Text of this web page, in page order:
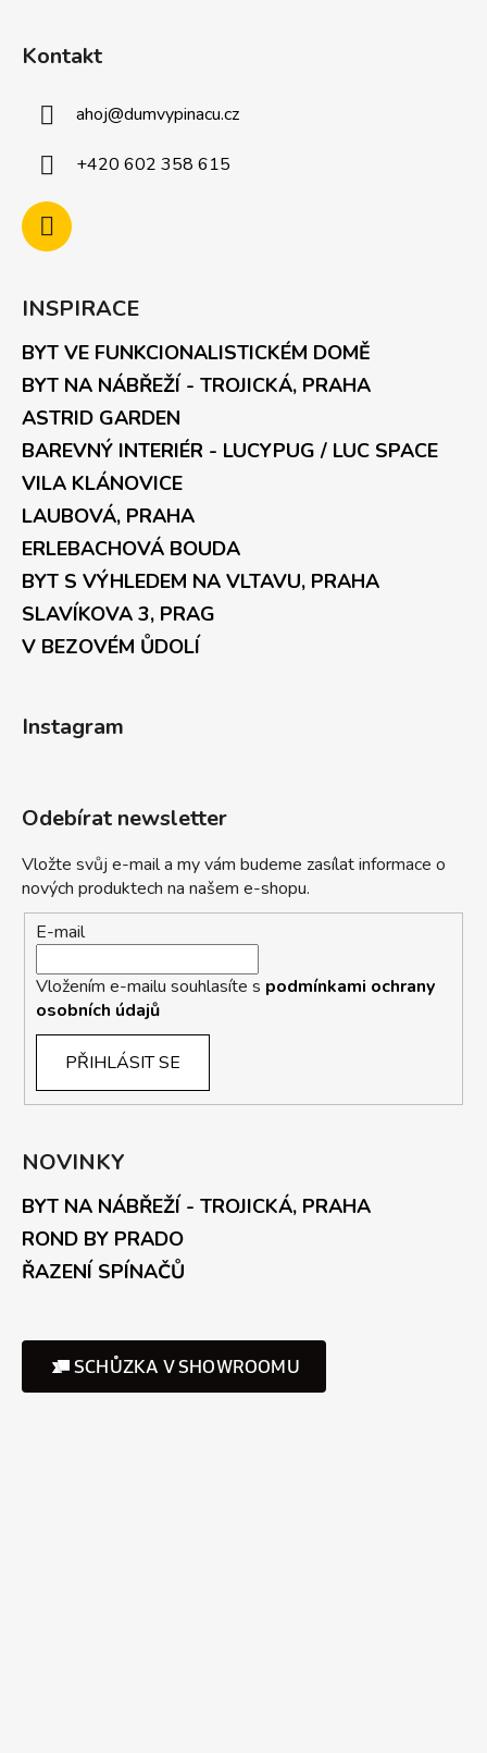
Kontakt
ahoj@dumvypinacu.cz
+420 602 358 615
INSPIRACE
BYT VE FUNKCIONALISTICKÉM DOMĚ
BYT NA NÁBŘEŽÍ - TROJICKÁ, PRAHA
ASTRID GARDEN
BAREVNÝ INTERIÉR - LUCYPUG / LUC SPACE
VILA KLÁNOVICE
LAUBOVÁ, PRAHA
ERLEBACHOVÁ BOUDA
BYT S VÝHLEDEM NA VLTAVU, PRAHA
SLAVÍKOVA 3, PRAG
V BEZOVÉM ŮDOLÍ
Instagram
Odebírat newsletter
Vložte svůj e-mail a my vám budeme zasílat informace o
nových produktech na našem e-shopu.
E-mail
Vložením e-mailu souhlasíte s podmínkami ochrany
osobních údajů
PŘIHLÁSIT SE
NOVINKY
BYT NA NÁBŘEŽÍ - TROJICKÁ, PRAHA
ROND BY PRADO
ŘAZENÍ SPÍNAČŮ
SCHŮZKA V SHOWROOMU